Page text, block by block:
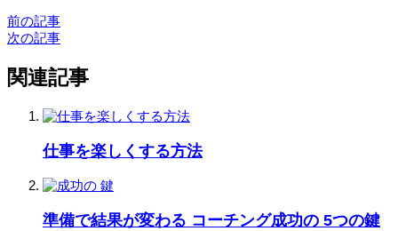
前の記事
次の記事
関連記事
仕事を楽しくする方法
準備で結果が変わる コーチング成功の 5つの鍵